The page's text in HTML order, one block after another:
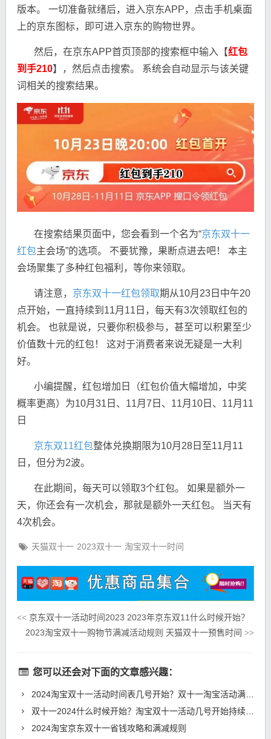
版本。 一切准备就绪后，进入京东APP，点击手机桌面
上的京东图标，即可进入京东的购物世界。
然后，在京东APP首页顶部的搜索框中输入【红包
到手210】，然后点击搜索。 系统会自动显示与该关键
词相关的搜索结果。
在搜索结果页面中，您会看到一个名为“京东双十一
红包主会场”的选项。 不要犹豫，果断点进去吧！ 本主
会场聚集了多种红包福利，等你来领取。
请注意， 京东双十一红包领取期从10月23日中午20
点开始，一直持续到11月11日，每天有3次领取红包的
机会。 也就是说，只要你积极参与，甚至可以积累至少
价值数十元的红包！ 这对于消费者来说无疑是一大利
好。
小编提醒，红包增加日（红包价值大幅增加，中奖
概率更高）为10月31日、11月7日、11月10日、11月11
日
京东双11红包整体兑换期限为10月28日至11月11
日，但分为2波。
在此期间，每天可以领取3个红包。 如果是额外一
天，你还会有一次机会，那就是额外一天红包。 当天有
4次机会。
天猫双十一 2023双十一 淘宝双十一时间
<<京东双十一活动时间2023 2023年京东双11什么时候开始？
2023淘宝双十一购物节满减活动规则 天猫双十一预售时间>>
您可以还会对下面的文章感兴趣：
2024淘宝双十一活动时间表几号开始？双十一淘宝活动满减规则
双十一2024什么时候开始？淘宝双十一活动几号开始持续几天？
2024淘宝京东双十一省钱攻略和满减规则